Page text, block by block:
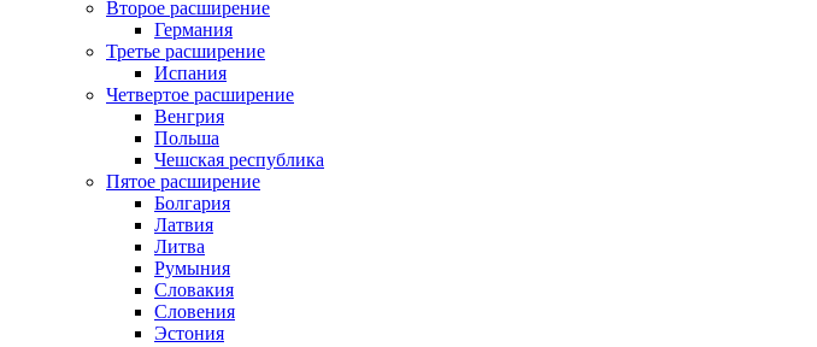
Второе расширение
Германия
Третье расширение
Испания
Четвертое расширение
Венгрия
Польша
Чешская республика
Пятое расширение
Болгария
Латвия
Литва
Румыния
Словакия
Словения
Эстония